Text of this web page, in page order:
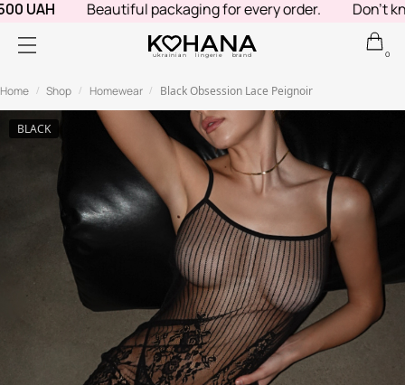
UAH Beautiful packaging for every order. Don't
ukrainian lingerie brand 0
Home / Shop / Homewear / Black Obsession Lace Peignoir
BLACK